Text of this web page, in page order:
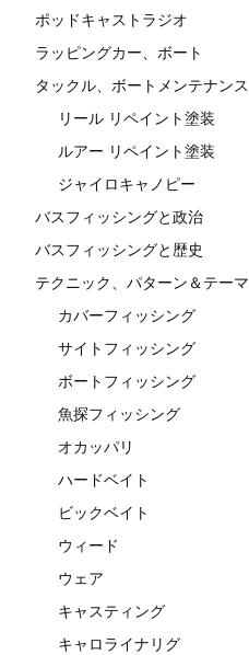
ポッドキャストラジオ
ラッピングカー、ボート
タックル、ボートメンテナンス
リール リペイント塗装
ルアー リペイント塗装
ジャイロキャノピー
バスフィッシングと政治
バスフィッシングと歴史
テクニック、パターン＆テーマ
カバーフィッシング
サイトフィッシング
ボートフィッシング
魚探フィッシング
オカッパリ
ハードベイト
ビックベイト
ウィード
ウェア
キャスティング
キャロライナリグ